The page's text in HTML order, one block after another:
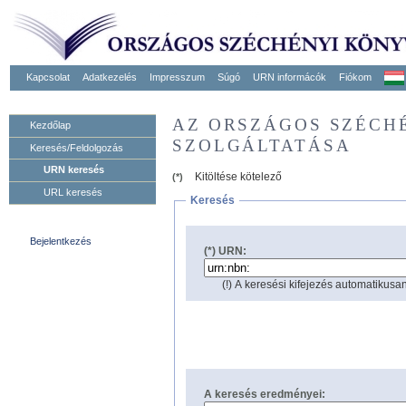
Kapcsolat Adatkezelés Impresszum Súgó URN informácók Fiókom
Kezdőlap
Keresés/Feldolgozás
URN keresés
URL keresés
Bejelentkezés
AZ ORSZÁGOS
SZOLGÁLTATÁSA
(*)
Kitöltése kötelező
Keresés
(*) URN:
(!) A keresési kifejezés
A keresés eredményei: